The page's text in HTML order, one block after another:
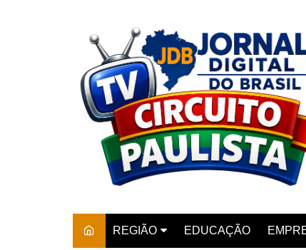
REGIÃO EDUCAÇÃO